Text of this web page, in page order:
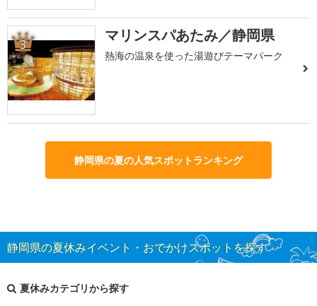
3 マリンスパあたみ／静岡県
熱海の温泉を使った湯遊びテーマパーク
静岡県の夏の人気スポットランキング
静岡県の夏休みイベント・おでかけスポットを探す
夏休みカテゴリから探す